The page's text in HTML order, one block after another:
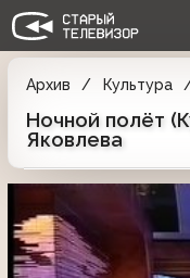
Архив Культура
Ночной полёт
Яковлева